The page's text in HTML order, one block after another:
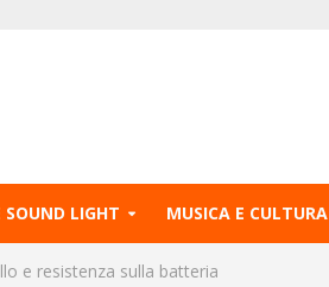
SOUND LIGHT MUSICA E CULTURA
e resistenza sulla batteria